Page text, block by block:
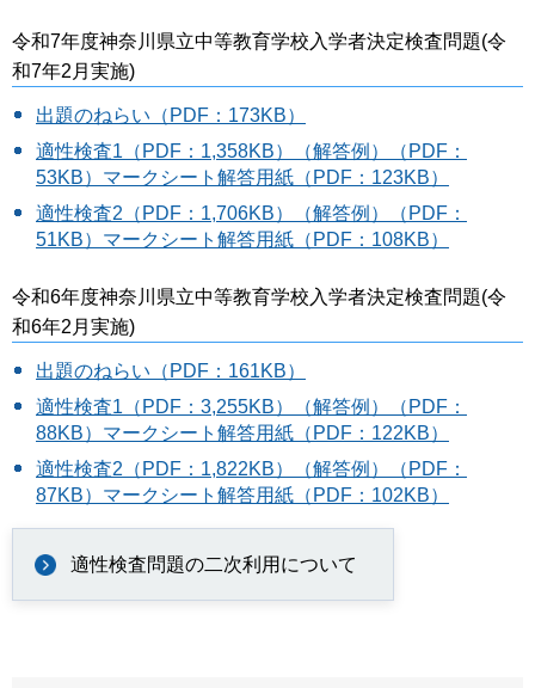
令和7年度神奈川県立中等教育学校入学者決定検査問題(令
和7年2月実施)
出題のねらい（PDF：173KB）
適性検査1（PDF：1,358KB）
（解答例）（PDF：
53KB） マークシート解答用紙（PDF：123KB）
適性検査2（PDF：1,706KB）
（解答例）（PDF：
51KB） マークシート解答用紙（PDF：108KB）
令和6年度神奈川県立中等教育学校入学者決定検査問題(令
和6年2月実施)
出題のねらい（PDF：161KB）
適性検査1（PDF：3,255KB）
（解答例）（PDF：
88KB） マークシート解答用紙（PDF：122KB）
適性検査2（PDF：1,822KB）
（解答例）（PDF：
87KB） マークシート解答用紙（PDF：102KB）
適性検査問題の二次利用について